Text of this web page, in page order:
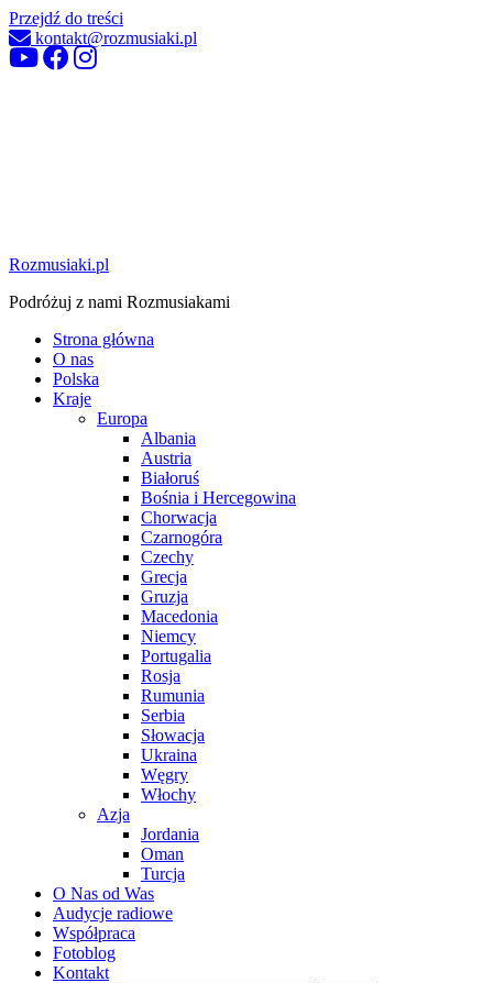
Przejdź do treści
kontakt@rozmusiaki.pl
Rozmusiaki.pl
Podróżuj z nami Rozmusiakami
Strona główna
O nas
Polska
Kraje
Europa
Albania
Austria
Białoruś
Bośnia i Hercegowina
Chorwacja
Czarnogóra
Czechy
Grecja
Gruzja
Macedonia
Niemcy
Portugalia
Rosja
Rumunia
Serbia
Słowacja
Ukraina
Węgry
Włochy
Azja
Jordania
Oman
Turcja
O Nas od Was
Audycje radiowe
Współpraca
Fotoblog
Kontakt